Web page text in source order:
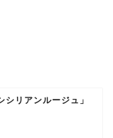
リアンルージュ」